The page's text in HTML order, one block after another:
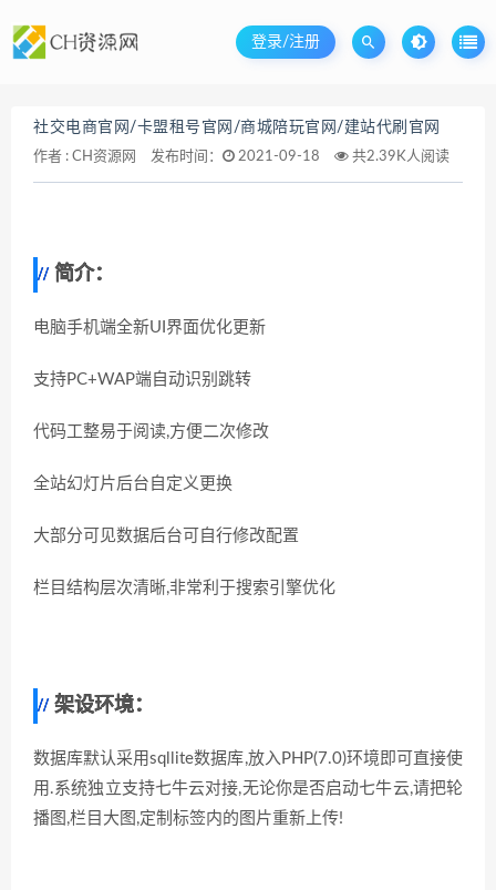
登录/注册
社交电商官网/卡盟租号官网/商城陪玩官网/建站代刷官网
作者 : CH资源网 发布时间： 2021-09-18 共2.39K人阅读
简介：
电脑手机端全新UI界面优化更新
支持PC+WAP端自动识别跳转
代码工整易于阅读,方便二次修改
全站幻灯片后台自定义更换
大部分可见数据后台可自行修改配置
栏目结构层次清晰,非常利于搜索引擎优化
架设环境：
数据库默认采用sqllite数据库,放入PHP(7.0)环境即可直接使
用.系统独立支持七牛云对接,无论你是否启动七牛云,请把轮
播图,栏目大图,定制标签内的图片重新上传!